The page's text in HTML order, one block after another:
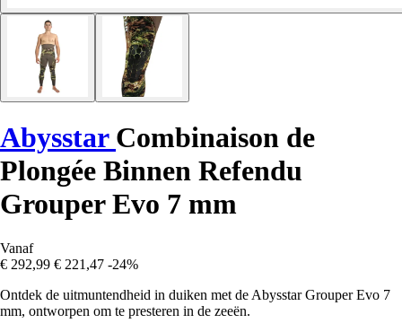
Abysstar Combinaison de
Plongée Binnen Refendu
Grouper Evo 7 mm
Vanaf
€ 292,99 € 221,47 -24%
Ontdek de uitmuntendheid in duiken met de Abysstar Grouper Evo 7
mm, ontworpen om te presteren in de zeeën.